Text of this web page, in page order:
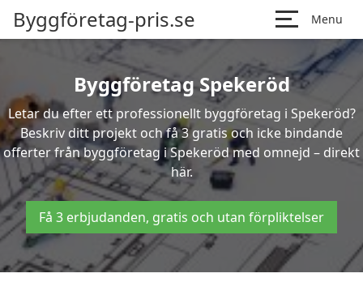
Byggföretag-pris.se Menu
Byggföretag Spekeröd
Letar du efter ett professionellt byggföretag i Spekeröd?
Beskriv ditt projekt och få 3 gratis och icke bindande
offerter från byggföretag i Spekeröd med omnejd – direkt
här.
Få 3 erbjudanden, gratis och utan förpliktelser